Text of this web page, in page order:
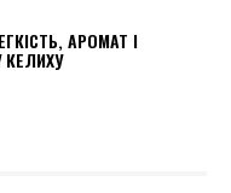
АРОМАТ І
КЕЛИХУ